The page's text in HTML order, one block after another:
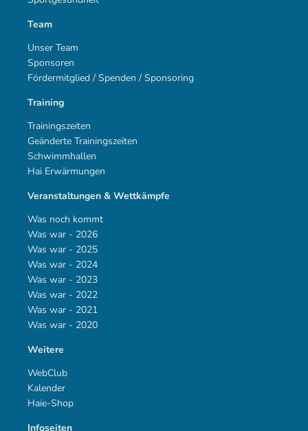
Team
Unser Team
Sponsoren
Fördermitglied / Spenden / Sponsoring
Training
Trainingszeiten
Geänderte Trainingszeiten
Schwimmhallen
Hai Erwärmungen
Veranstaltungen & Wettkämpfe
Was noch kommt
Was war - 2026
Was war - 2025
Was war - 2024
Was war - 2023
Was war - 2022
Was war - 2021
Was war - 2020
Weitere
WebClub
Kalender
Haie-Shop
Infoseiten